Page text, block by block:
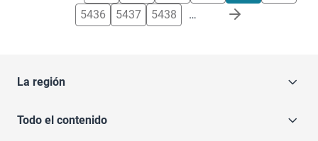
5436
5437 5438 …
La región
Todo el contenido